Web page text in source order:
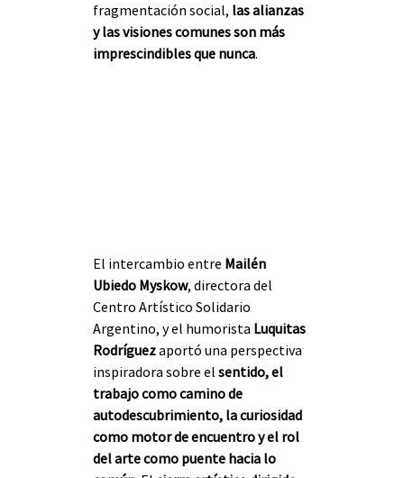
fragmentación social, las alianzas
y las visiones comunes son más
imprescindibles que nunca.
El intercambio entre Mailén
Ubiedo Myskow, directora del
Centro Artístico Solidario
Argentino, y el humorista Luquitas
Rodríguez aportó una perspectiva
inspiradora sobre el sentido, el
trabajo como camino de
autodescubrimiento, la curiosidad
como motor de encuentro y el rol
del arte como puente hacia lo